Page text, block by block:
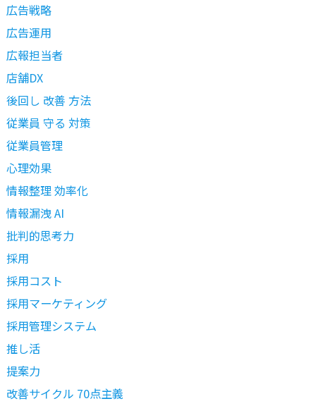
広告戦略
広告運用
広報担当者
店舗DX
後回し 改善 方法
従業員 守る 対策
従業員管理
心理効果
情報整理 効率化
情報漏洩 AI
批判的思考力
採用
採用コスト
採用マーケティング
採用管理システム
推し活
提案力
改善サイクル 70点主義